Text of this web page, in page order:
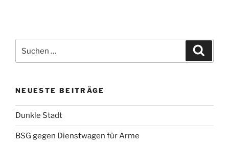
BHKW)“
nach:
NEUESTE BEITRÄGE
Dunkle Stadt
BSG gegen Dienstwagen für Arme